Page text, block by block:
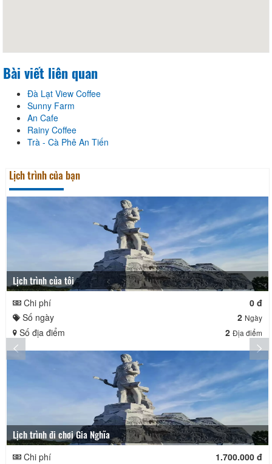
Bài viết liên quan
Đà Lạt View Coffee
Sunny Farm
An Cafe
Rainy Coffee
Trà - Cà Phê An Tiến
Lịch trình của bạn
Lịch trình của tôi
Chi phí
0 đ
Số ngày
2 Ngày
Số địa điểm 2 Địa điểm
Lịch trình đi chơi Gia Nghĩa
Chi phí
1.700.000 đ